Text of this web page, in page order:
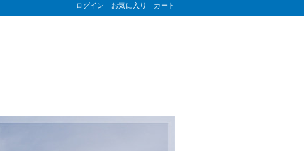
ログイン お気に入り カート